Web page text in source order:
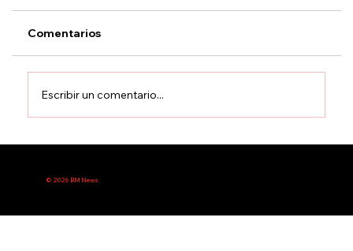
Comentarios
Escribir un comentario...
© 2026 BM News